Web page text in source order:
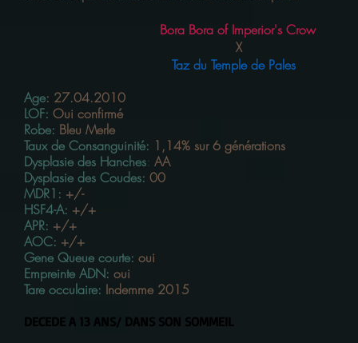
Bora Bora of Imperior's Crow
X
Taz du Temple de Pales
Age: 27.04.2010
LOF: Oui confirmé
Robe: Bleu Merle
Taux de Consanguinité: 1,14% sur 6 générations
Dysplasie des Hanches: AA
Dysplasie des Coudes: 00
MDR1: +/-
HSF4-A: +/+
APR: +/+
AOC: +/+
Gene Queue courte: oui
Empreinte ADN: oui
Tare occulaire: Indemme 2015
DECEDE A 13 ANS/ DANS SON SOMMEIL